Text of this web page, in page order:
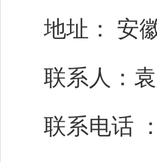
地址：
安
联系人：
联系电话
：